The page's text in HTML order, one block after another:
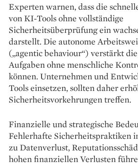
Experten warnen, dass die
von KI-Tools ohne vollständige
Sicherheitsüberprüfung ein
darstellt. Die autonome
(„agentic behaviour“) verstärkt
Aufgaben ohne menschliche
können. Unternehmen und
Tools einsetzen, sollten daher
Sicherheitsvorkehrungen treffen.
Finanzielle und strategische
Fehlerhafte Sicherheitspraktiken
zu Datenverlust,
hohen finanziellen Verlusten